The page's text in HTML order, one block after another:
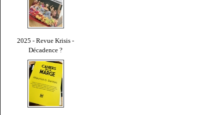
2025 - Revue Krisis -
Décadence ?